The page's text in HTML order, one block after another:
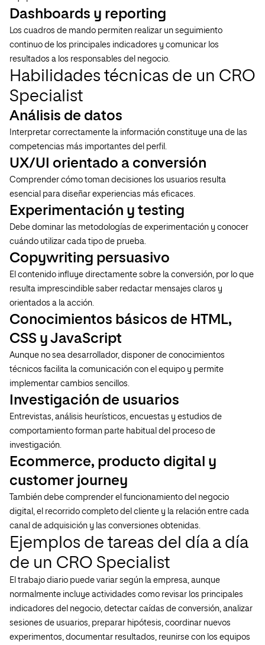
Dashboards y reporting
Los cuadros de mando permiten realizar un seguimiento
continuo de los principales indicadores y comunicar los
resultados a los responsables del negocio.
Habilidades técnicas de un CRO
Specialist
Análisis de datos
Interpretar correctamente la información constituye una de las
competencias más importantes del perfil.
UX/UI orientado a conversión
Comprender cómo toman decisiones los usuarios resulta
esencial para diseñar experiencias más eficaces.
Experimentación y testing
Debe dominar las metodologías de experimentación y conocer
cuándo utilizar cada tipo de prueba.
Copywriting persuasivo
El contenido influye directamente sobre la conversión, por lo que
resulta imprescindible saber redactar mensajes claros y
orientados a la acción.
Conocimientos básicos de HTML,
CSS y JavaScript
Aunque no sea desarrollador, disponer de conocimientos
técnicos facilita la comunicación con el equipo y permite
implementar cambios sencillos.
Investigación de usuarios
Entrevistas, análisis heurísticos, encuestas y estudios de
comportamiento forman parte habitual del proceso de
investigación.
Ecommerce, producto digital y
customer journey
También debe comprender el funcionamiento del negocio
digital, el recorrido completo del cliente y la relación entre cada
canal de adquisición y las conversiones obtenidas.
Ejemplos de tareas del día a día
de un CRO Specialist
El trabajo diario puede variar según la empresa, aunque
normalmente incluye actividades como revisar los principales
indicadores del negocio, detectar caídas de conversión, analizar
sesiones de usuarios, preparar hipótesis, coordinar nuevos
experimentos, documentar resultados, reunirse con los equipos